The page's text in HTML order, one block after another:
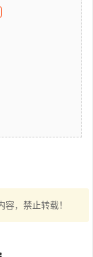
容，禁止转载！